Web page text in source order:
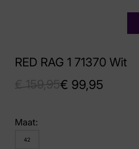
RED RAG 1 71370 Wit
€ 99,95
Maat:
42